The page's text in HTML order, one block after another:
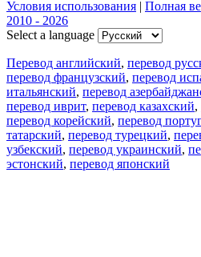
Условия использования | Полная
2010 - 2026
Select a language
Перевод английский, перевод
перевод французский, перевод
итальянский, перевод
перевод иврит, перевод казахский,
перевод корейский, перевод
татарский, перевод турецкий,
узбекский, перевод украинский,
эстонский, перевод японский